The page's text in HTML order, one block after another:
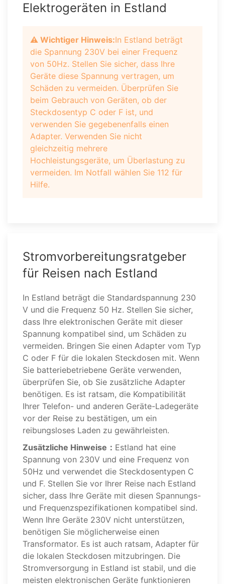
Elektrogeräten in Estland
⚠️ Wichtiger Hinweis:In Estland beträgt
die Spannung 230V bei einer Frequenz
von 50Hz. Stellen Sie sicher, dass Ihre
Geräte diese Spannung vertragen, um
Schäden zu vermeiden. Überprüfen Sie
beim Gebrauch von Geräten, ob der
Steckdosentyp C oder F ist, und
verwenden Sie gegebenenfalls einen
Adapter. Verwenden Sie nicht
gleichzeitig mehrere
Hochleistungsgeräte, um Überlastung zu
vermeiden. Im Notfall wählen Sie 112 für
Hilfe.
Stromvorbereitungsratgeber
für Reisen nach Estland
In Estland beträgt die Standardspannung 230
V und die Frequenz 50 Hz. Stellen Sie sicher,
dass Ihre elektronischen Geräte mit dieser
Spannung kompatibel sind, um Schäden zu
vermeiden. Bringen Sie einen Adapter vom Typ
C oder F für die lokalen Steckdosen mit. Wenn
Sie batteriebetriebene Geräte verwenden,
überprüfen Sie, ob Sie zusätzliche Adapter
benötigen. Es ist ratsam, die Kompatibilität
Ihrer Telefon- und anderen Geräte-Ladegeräte
vor der Reise zu bestätigen, um ein
reibungsloses Laden zu gewährleisten.
Zusätzliche Hinweise： Estland hat eine
Spannung von 230V und eine Frequenz von
50Hz und verwendet die Steckdosentypen C
und F. Stellen Sie vor Ihrer Reise nach Estland
sicher, dass Ihre Geräte mit diesen Spannungs-
und Frequenzspezifikationen kompatibel sind.
Wenn Ihre Geräte 230V nicht unterstützen,
benötigen Sie möglicherweise einen
Transformator. Es ist auch ratsam, Adapter für
die lokalen Steckdosen mitzubringen. Die
Stromversorgung in Estland ist stabil, und die
meisten elektronischen Geräte funktionieren